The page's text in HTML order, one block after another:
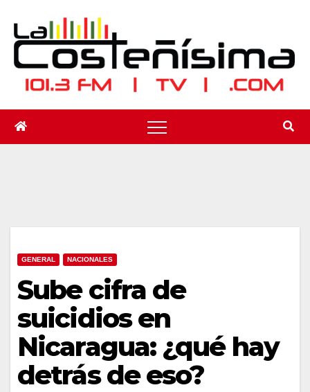
contenido
GENERAL NACIONALES
Sube cifra de
suicidios en
Nicaragua: ¿qué hay
detrás de eso?